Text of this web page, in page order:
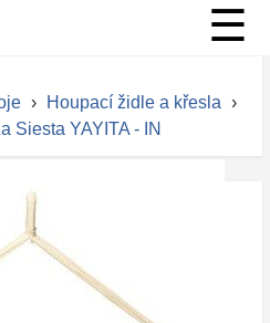
☰
› Houpací židle a křesla ›
Siesta YAYITA - IN